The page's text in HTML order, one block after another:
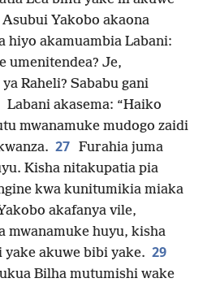
Asubui Yakobo akaona
hiyo akamuambia Labani:
umenitendea? Je,
Raheli? Sababu gani
Labani akasema: “Haiko
mwanamuke mudogo zaidi
27 Furahia juma
Kisha nitakupatia pia
kwa kunitumikia miaka
akafanya vile,
mwanamuke huyu, kisha
akuwe bibi yake. 29
Bilha mutumishi wake